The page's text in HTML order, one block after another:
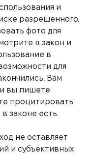
и
разрешенного.
фото для
в закон и
в
для
Вам
вы пишете
процитировать
законе есть.
не оставляет
и субъективных